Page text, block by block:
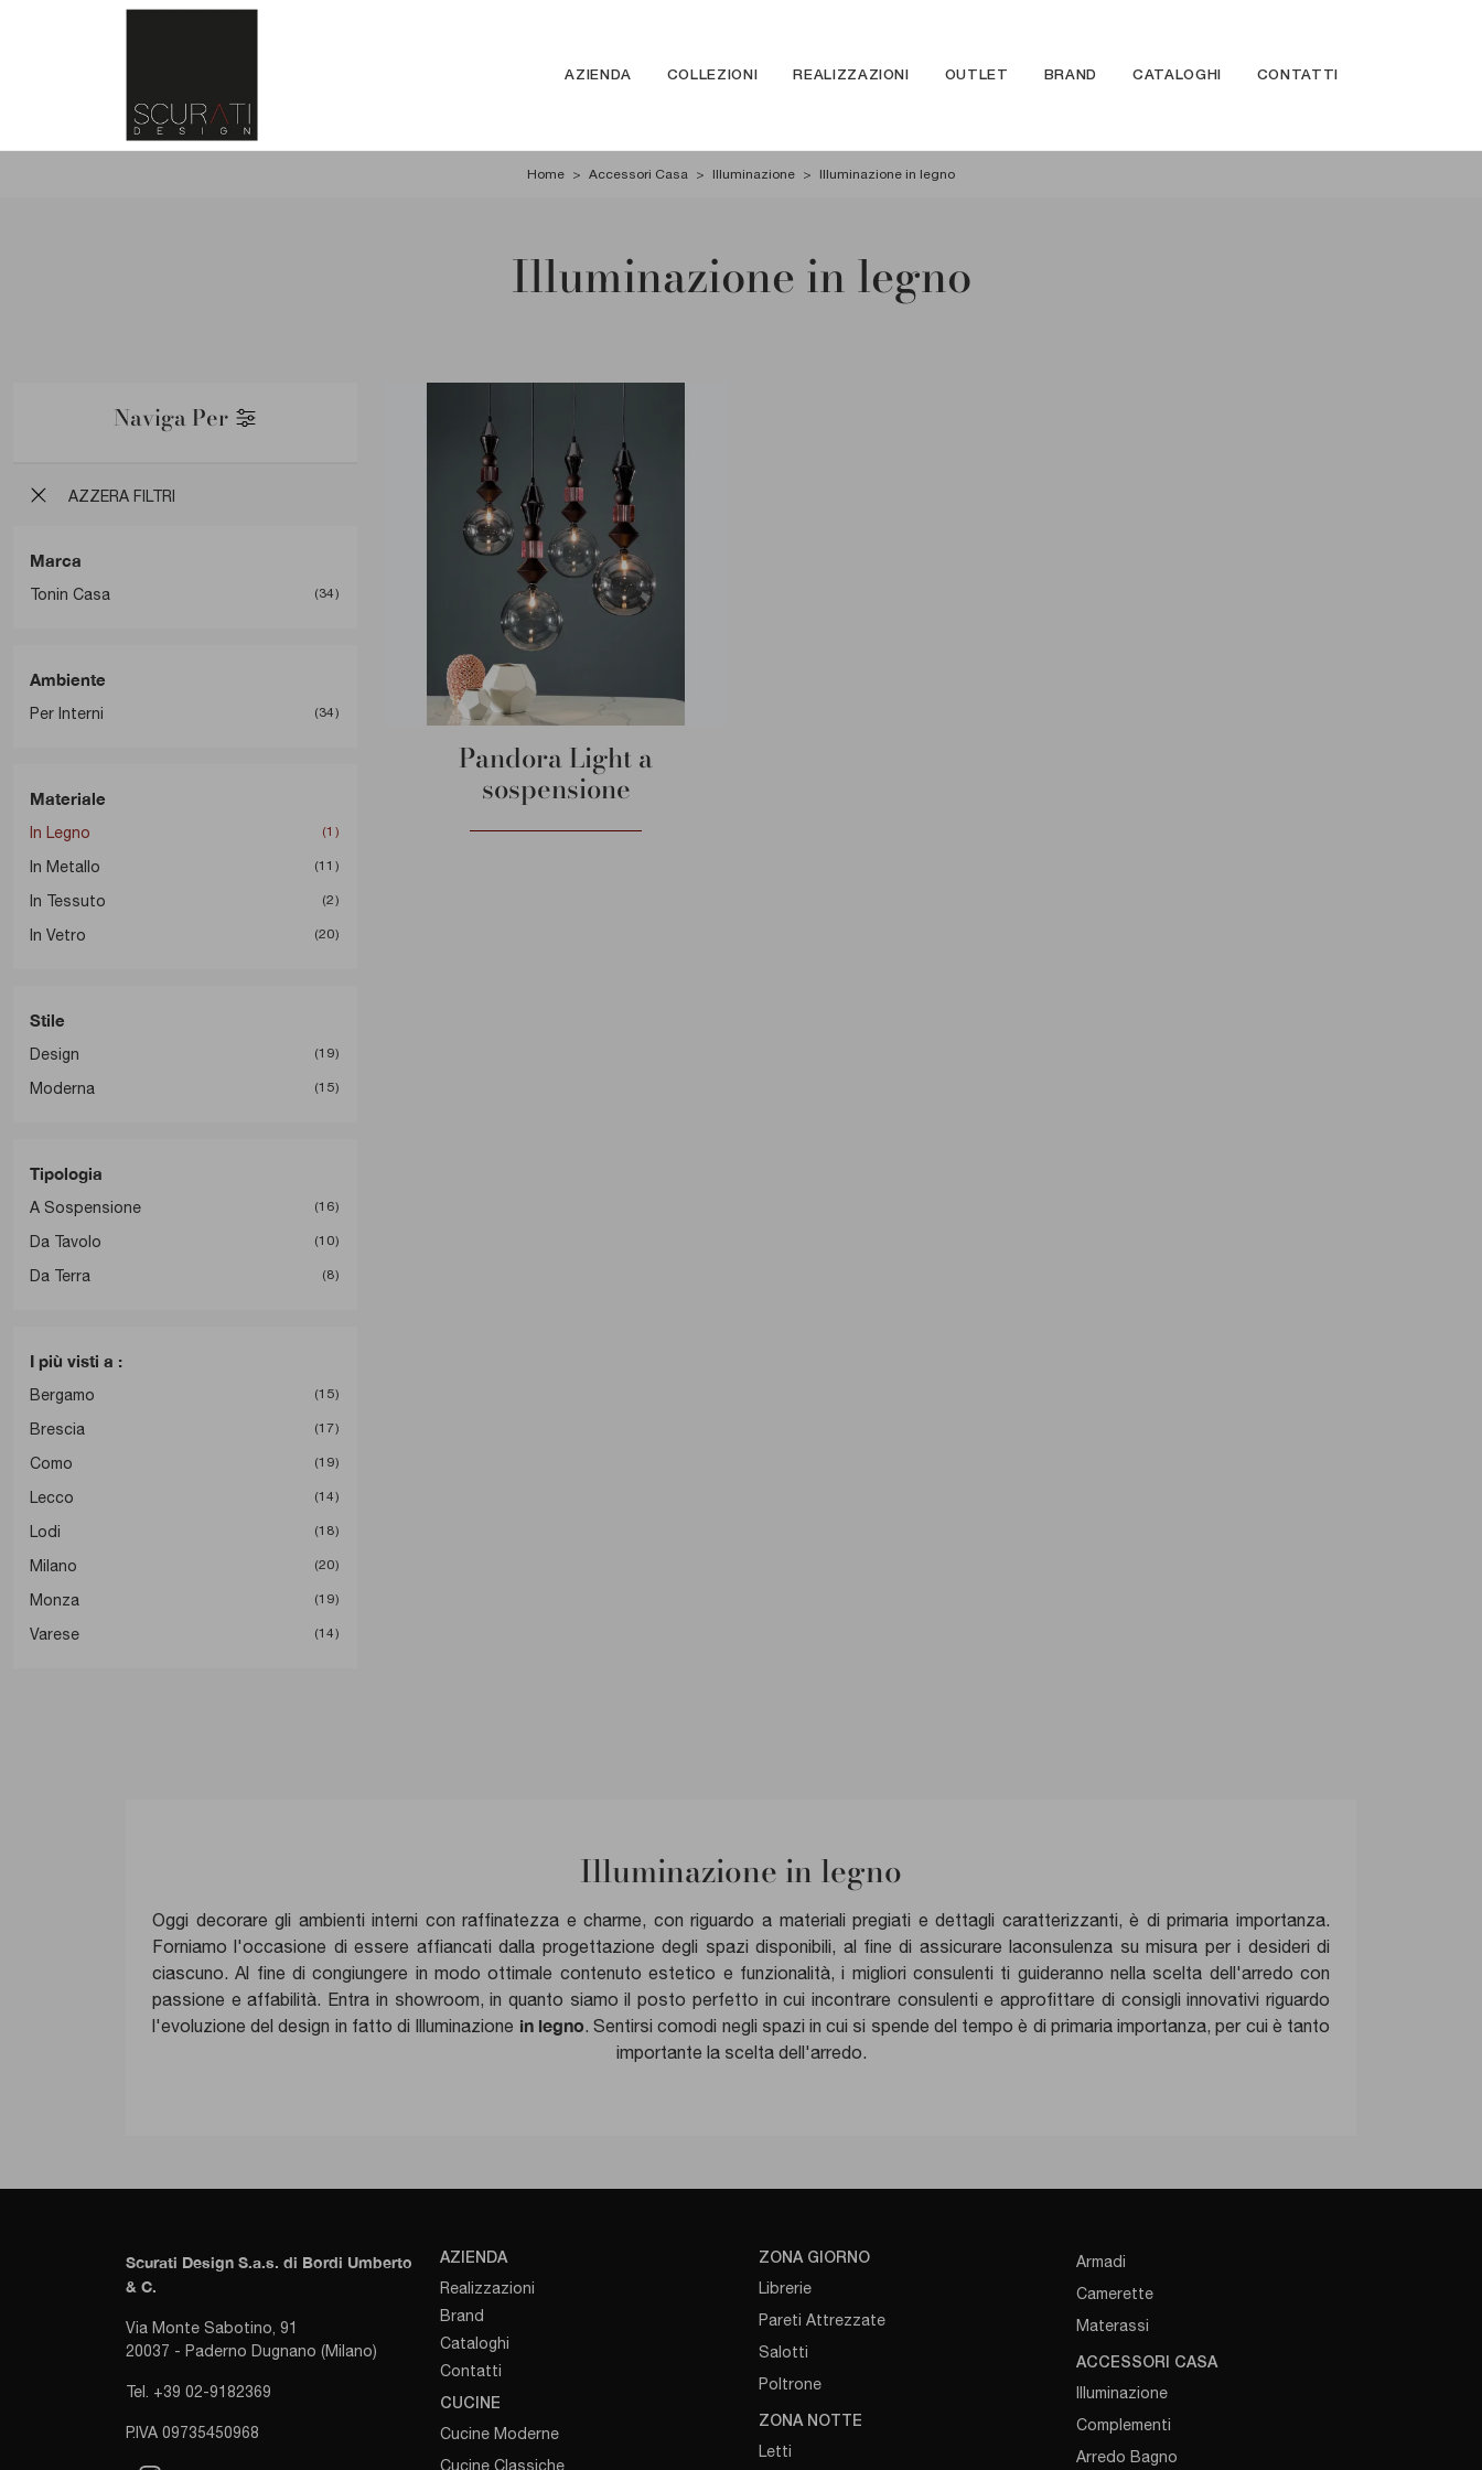
AZIENDA COLLEZIONI REALIZZAZIONI OUTLET BRAND CATALOGHI CONTATTI
Home > Accessori Casa > Illuminazione > Illuminazione in legno
Illuminazione in legno
Naviga Per
AZZERA FILTRI
Marca
Tonin Casa 34
Ambiente
Per Interni 34
Materiale
In Legno 1
In Metallo 11
In Tessuto 2
In Vetro 20
Stile
Design 19
Moderna 15
Tipologia
A Sospensione 16
Da Tavolo 10
Da Terra 8
I più visti a :
Bergamo 15
Brescia 17
Como 19
Lecco 14
Lodi 18
Milano 20
Monza 19
Varese 14
Pandora Light a
sospensione
Illuminazione in legno
Oggi decorare gli ambienti interni con raffinatezza e charme, con riguardo a materiali pregiati e dettagli caratterizzanti, è di primaria importanza.
Forniamo l'occasione di essere affiancati dalla progettazione degli spazi disponibili, al fine di assicurare laconsulenza su misura per i desideri di
ciascuno. Al fine di congiungere in modo ottimale contenuto estetico e funzionalità, i migliori consulenti ti guideranno nella scelta dell'arredo con
passione e affabilità. Entra in showroom, in quanto siamo il posto perfetto in cui incontrare consulenti e approfittare di consigli innovativi riguardo
l'evoluzione del design in fatto di Illuminazione in legno . Sentirsi comodi negli spazi in cui si spende del tempo è di primaria importanza, per cui è tanto
importante la scelta dell'arredo.
Scurati Design S.a.s. di Bordi Umberto
& C.
Via Monte Sabotino, 91
20037 - Paderno Dugnano (Milano)
Tel. +39 02-9182369
P.IVA 09735450968
AZIENDA
Realizzazioni
Brand
Cataloghi
Contatti
CUCINE
Cucine Moderne
Cucine Classiche
ZONA GIORNO
Librerie
Pareti Attrezzate
Salotti
Poltrone
ZONA NOTTE
Letti
Armadi
Camerette
Materassi
ACCESSORI CASA
Illuminazione
Complementi
Arredo Bagno